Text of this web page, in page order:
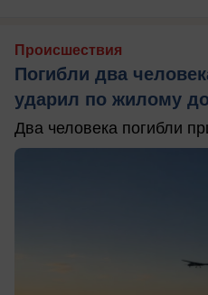
Происшествия
Погибли два
ударил по жилому
Два человека погибли